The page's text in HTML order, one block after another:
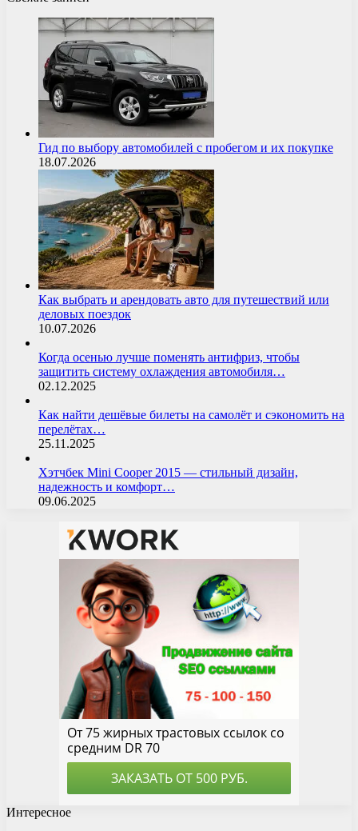
Гид по выбору автомобилей с пробегом и их покупке
18.07.2026
Как выбрать и арендовать авто для путешествий или
деловых поездок
10.07.2026
Когда осенью лучше поменять антифриз, чтобы
защитить систему охлаждения автомобиля…
02.12.2025
Как найти дешёвые билеты на самолёт и сэкономить на
перелётах…
25.11.2025
Хэтчбек Mini Cooper 2015 — стильный дизайн,
надежность и комфорт…
09.06.2025
Интересное